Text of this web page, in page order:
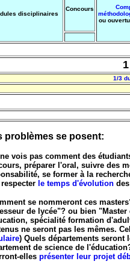
disciplinaires
Concours
ou
1/3
problèmes se posent:
vois pas comment des
préparer l'oral, suivre des
se former à la
le temps d'évolution
se nommeront ces
de lycée"? ou bien
spécialité formation
ne seront pas les mêmes.
) Quels départements
de science de
elles présenter leur projet